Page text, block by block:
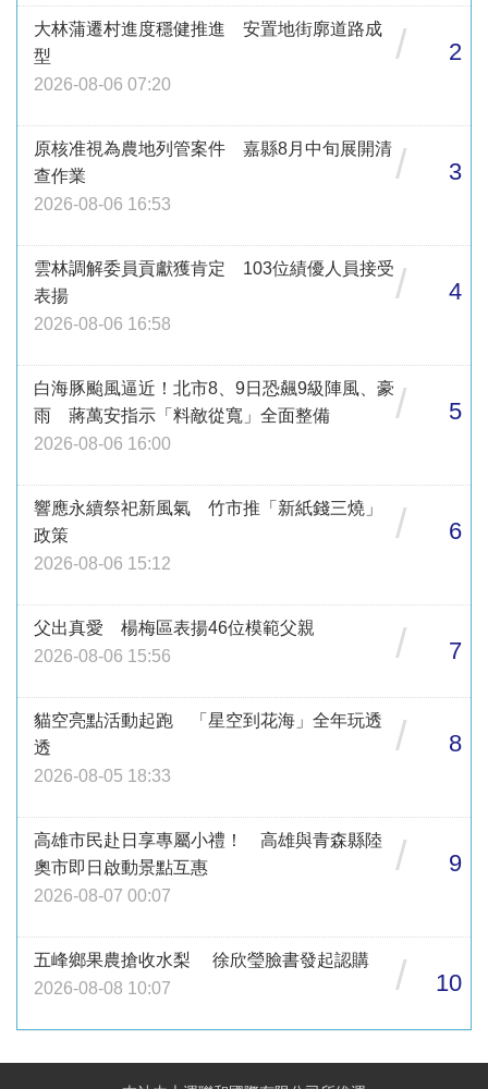
大林蒲遷村進度穩健推進 安置地街廓道路成
型
2026-08-06 07:20
/ 2
原核准視為農地列管案件 嘉縣8月中旬展開清
查作業
2026-08-06 16:53
/ 3
雲林調解委員貢獻獲肯定 103位績優人員接受
表揚
2026-08-06 16:58
/ 4
白海豚颱風逼近！北市8、9日恐飆9級陣風、豪
雨 蔣萬安指示「料敵從寬」全面整備
2026-08-06 16:00
/ 5
響應永續祭祀新風氣 竹市推「新紙錢三燒」
政策
2026-08-06 15:12
/ 6
父出真愛 楊梅區表揚46位模範父親
2026-08-06 15:56
/ 7
貓空亮點活動起跑 「星空到花海」全年玩透
透
2026-08-05 18:33
/ 8
高雄市民赴日享專屬小禮！ 高雄與青森縣陸
奧市即日啟動景點互惠
2026-08-07 00:07
/ 9
五峰鄉果農搶收水梨 徐欣瑩臉書發起認購
2026-08-08 10:07
/ 10